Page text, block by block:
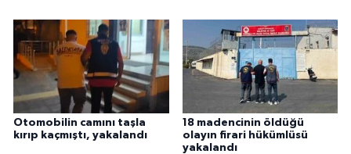
Otomobilin camını taşla
kırıp kaçmıştı, yakalandı
18 madencinin öldüğü
olayın firari hükümlüsü
yakalandı